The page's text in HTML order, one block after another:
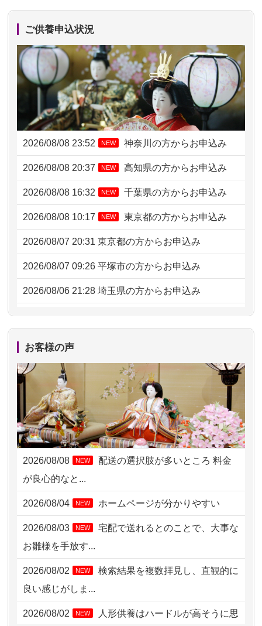
ご供養申込状況
2026/08/08 23:52 NEW 神奈川の方からお申込み
2026/08/08 20:37 NEW 高知県の方からお申込み
2026/08/08 16:32 NEW 千葉県の方からお申込み
2026/08/08 10:17 NEW 東京都の方からお申込み
2026/08/07 20:31 東京都の方からお申込み
2026/08/07 09:26 平塚市の方からお申込み
2026/08/06 21:28 埼玉県の方からお申込み
2026/08/06 17:56 藤沢市の方からお申込み
2026/08/06 10:06
2026/08/06 09:17 三重県の方からお申込み
2026/08/06 06:48 横浜市の方からお申込み
2026/08/05 15:07 東京都の方からお申込み
2026/08/05 11:33 神奈川の方からお申込み
2026/08/04 17:34 西亀有の方からお申込み
2026/08/03 21:17 愛知県の方からお申込み
2026/08/02 18:47
2026/08/02 11:15 千葉県の方からお申込み
お客様の声
2026/08/08 NEW
配送の選択肢が多いところ 料金
が良心的なと...
2026/08/04 NEW ホームページが分かりやすい
2026/08/03 NEW
宅配で送れるとのことで、大事な
お雛様を手放す...
2026/08/02 NEW
検索結果を複数拝見し、直観的に
良い感じがしま...
2026/08/02 NEW
人形供養はハードルが高そうに思